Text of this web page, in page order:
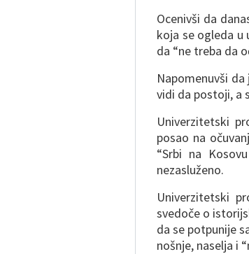
Ocenivši da
koja se ogleda u
da “ne treba da
Napomenuvši
vidi da postoji, a
Univerzitetski
posao na
“Srbi na
nezasluženo.
Univerzitetski
svedoče o
da se potpunije
nošnje, naselja i